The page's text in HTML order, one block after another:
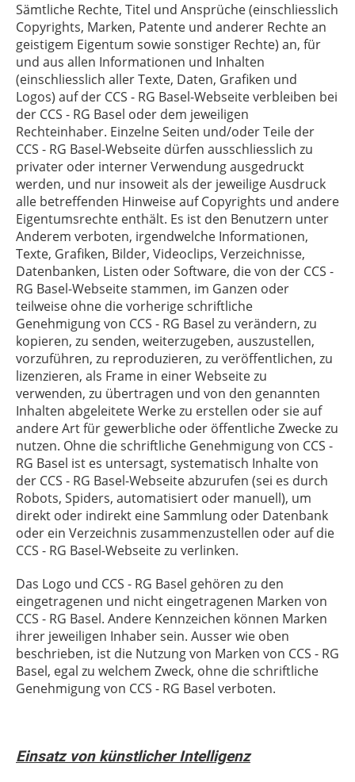
Sämtliche Rechte, Titel und Ansprüche (einschliesslich
Copyrights, Marken, Patente und anderer Rechte an
geistigem Eigentum sowie sonstiger Rechte) an, für
und aus allen Informationen und Inhalten
(einschliesslich aller Texte, Daten, Grafiken und
Logos) auf der CCS - RG Basel-Webseite verbleiben bei
der CCS - RG Basel oder dem jeweiligen
Rechteinhaber. Einzelne Seiten und/oder Teile der
CCS - RG Basel-Webseite dürfen ausschliesslich zu
privater oder interner Verwendung ausgedruckt
werden, und nur insoweit als der jeweilige Ausdruck
alle betreffenden Hinweise auf Copyrights und andere
Eigentumsrechte enthält. Es ist den Benutzern unter
Anderem verboten, irgendwelche Informationen,
Texte, Grafiken, Bilder, Videoclips, Verzeichnisse,
Datenbanken, Listen oder Software, die von der CCS -
RG Basel-Webseite stammen, im Ganzen oder
teilweise ohne die vorherige schriftliche
Genehmigung von CCS - RG Basel zu verändern, zu
kopieren, zu senden, weiterzugeben, auszustellen,
vorzuführen, zu reproduzieren, zu veröffentlichen, zu
lizenzieren, als Frame in einer Webseite zu
verwenden, zu übertragen und von den genannten
Inhalten abgeleitete Werke zu erstellen oder sie auf
andere Art für gewerbliche oder öffentliche Zwecke zu
nutzen. Ohne die schriftliche Genehmigung von CCS -
RG Basel ist es untersagt, systematisch Inhalte von
der CCS - RG Basel-Webseite abzurufen (sei es durch
Robots, Spiders, automatisiert oder manuell), um
direkt oder indirekt eine Sammlung oder Datenbank
oder ein Verzeichnis zusammenzustellen oder auf die
CCS - RG Basel-Webseite zu verlinken.
Das Logo und CCS - RG Basel gehören zu den
eingetragenen und nicht eingetragenen Marken von
CCS - RG Basel. Andere Kennzeichen können Marken
ihrer jeweiligen Inhaber sein. Ausser wie oben
beschrieben, ist die Nutzung von Marken von CCS - RG
Basel, egal zu welchem Zweck, ohne die schriftliche
Genehmigung von CCS - RG Basel verboten.
Einsatz von künstlicher Intelligenz